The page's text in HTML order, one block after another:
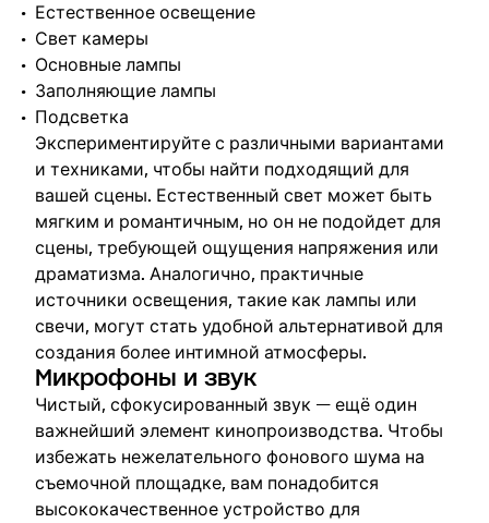
Естественное освещение
Свет камеры
Основные лампы
Заполняющие лампы
Подсветка
Экспериментируйте с различными вариантами
и техниками, чтобы найти подходящий для
вашей сцены. Естественный свет может быть
мягким и романтичным, но он не подойдет для
сцены, требующей ощущения напряжения или
драматизма. Аналогично, практичные
источники освещения, такие как лампы или
свечи, могут стать удобной альтернативой для
создания более интимной атмосферы.
Микрофоны и звук
Чистый, сфокусированный звук — ещё один
важнейший элемент кинопроизводства. Чтобы
избежать нежелательного фонового шума на
съемочной площадке, вам понадобится
высококачественное устройство для